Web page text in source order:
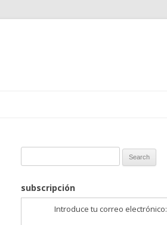
subscripción
Introduce tu correo electrónico: